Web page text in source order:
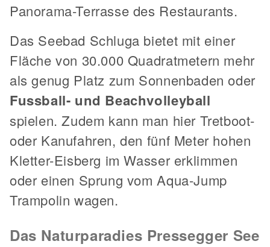
Panorama-Terrasse des Restaurants.
Das Seebad Schluga bietet mit einer
Fläche von 30.000 Quadratmetern mehr
als genug Platz zum Sonnenbaden oder
Fussball- und Beachvolleyball
spielen. Zudem kann man hier Tretboot-
oder Kanufahren, den fünf Meter hohen
Kletter-Eisberg im Wasser erklimmen
oder einen Sprung vom Aqua-Jump
Trampolin wagen.
Das Naturparadies Pressegger See